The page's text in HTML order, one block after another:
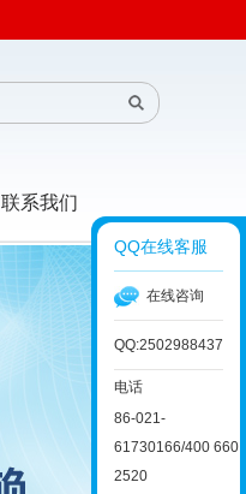
联系我们
QQ在线客服
在线咨询
QQ:2502988437
电话
86-021-
61730166/400 660
2520